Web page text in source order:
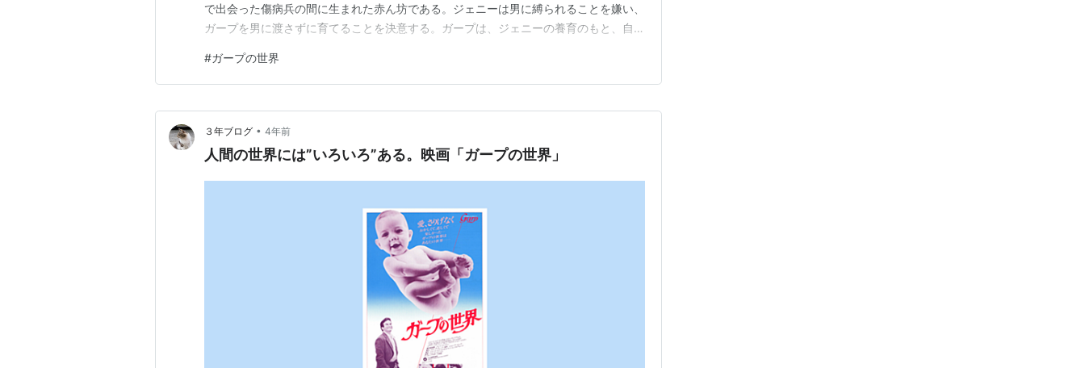
で出会った傷病兵の間に生まれた赤ん坊である。ジェニーは男に縛られることを嫌い、
ガープを男に渡さずに育てることを決意する。ガープは、ジェニーの養育のもと、自由
る。ヘレンはガープの純粋な心と優しさに惹かれ、二人は恋人になる。しかし、ジェニ
ーはガープとヘレンの恋を認めず、二人を引き離そうとす…
#ガープの世界
３年ブログ • 4年前
人間の世界には”いろいろ”ある。映画「ガープの世界」